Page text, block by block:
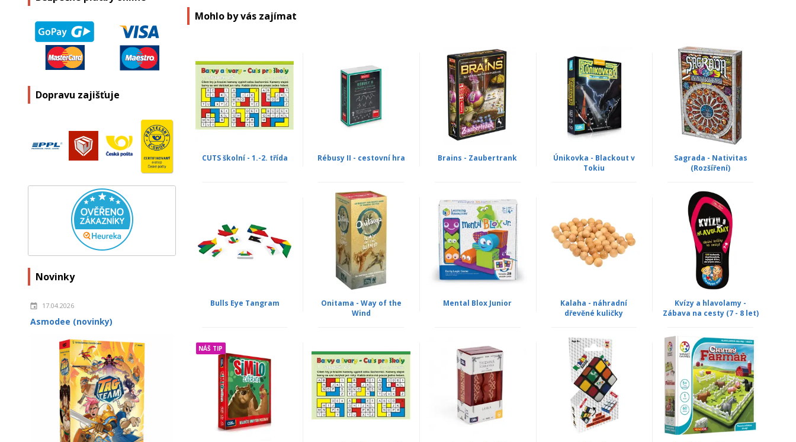
Dopravu zajišťuje
Novinky
17.04.2026
Asmodee (novinky)
Mohlo by vás zajímat
CUTS školní - 1.-2. třída Rébusy II - cestovní hra Brains - Zaubertrank
Únikovka - Blackout v
Tokiu
Sagrada - Nativitas
(Rozšíření)
Bulls Eye Tangram
Onitama - Way of the
Wind
Mental Blox Junior
Kalaha - náhradní
dřevěné kuličky
Kvízy a hlavolamy -
Zábava na cesty (7 - 8 let)
NÁŠ TIP